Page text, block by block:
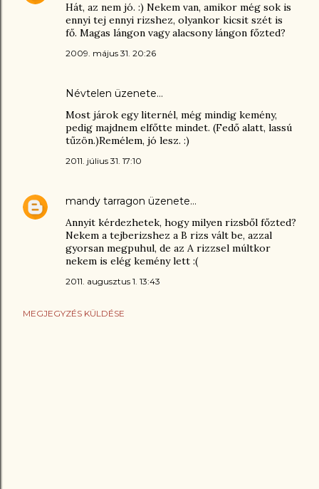
Hát, az nem jó. :) Nekem van, amikor még sok is
ennyi tej ennyi rizshez, olyankor kicsit szét is
fő. Magas lángon vagy alacsony lángon főzted?
2009. május 31. 20:26
Névtelen üzenete…
Most járok egy liternél, még mindig kemény,
pedig majdnem elfőtte mindet. (Fedő alatt, lassú
tűzön.)Remélem, jó lesz. :)
2011. július 31. 17:10
mandy tarragon üzenete…
Annyit kérdezhetek, hogy milyen rizsből főzted?
Nekem a tejberizshez a B rizs vált be, azzal
gyorsan megpuhul, de az A rizzsel múltkor
nekem is elég kemény lett :(
2011. augusztus 1. 13:43
MEGJEGYZÉS KÜLDÉSE